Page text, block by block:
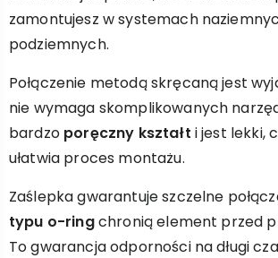
zamontujesz w systemach
podziemnych.
Połączenie metodą skręcaną jest
nie wymaga skomplikowanych
bardzo poręczny kształt i jest lekki,
ułatwia proces montażu.
Zaślepka gwarantuje szczelne
typu o-ringchronią element przed
To gwarancja odporności na długi